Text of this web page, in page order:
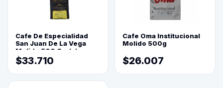
Cafe De Especialidad
San Juan De La Vega
Molido 500 Grs(=)
$33.710
Cafe Oma Institucional
Molido 500g
$26.007